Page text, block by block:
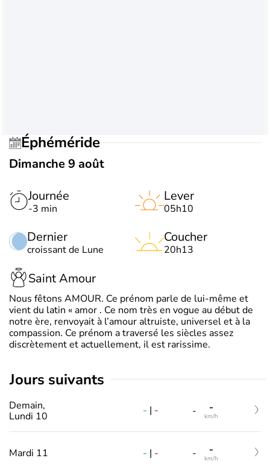
Éphéméride
Dimanche 9 août
Journée
-3 min
Dernier
croissant de Lune
Lever
05h10
Coucher
20h13
Saint Amour
Nous fêtons AMOUR. Ce prénom parle de lui-même et
vient du latin « amor . Ce nom très en vogue au début de
notre ère, renvoyait à l’amour altruiste, universel et à la
compassion. Ce prénom a traversé les siècles assez
discrètement et actuellement, il est rarissime.
jours suivants
Demain,
Lundi 10
- | - - -
km/h
Mardi 11 - | - - -
km/h